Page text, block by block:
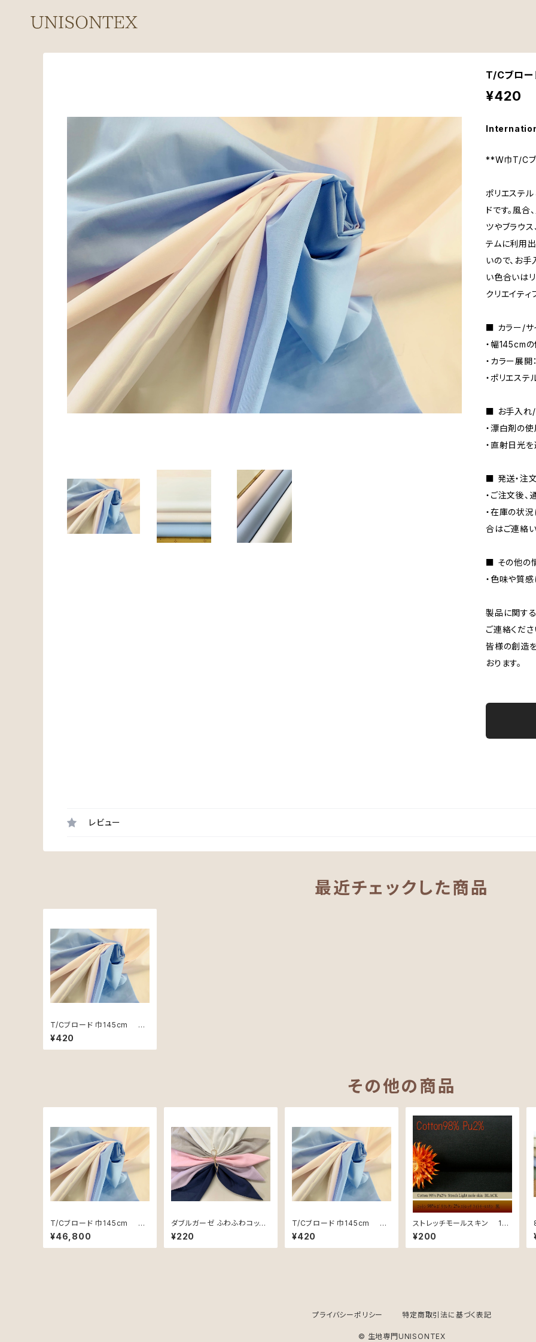
T/Cブロ
¥420
**W巾T/C
ポリエステ
ドです。風
ツやブラウス
テムに利用
いので、お
い色合いは
クリエイテ
■ カラー/サ
・幅145cm
・カラー展開
・ポリエス
■ お手入れ/
・漂白剤の
・直射日光を
■ 発送・注
・ご注文後
・在庫の状
合はご連絡い
■ その他の
・色味や質
製品に関す
ご連絡くださ
皆様の創造
おります。
レビュー
最近チェックした商品
T/Cブロード 巾145cm カ
ット用 50cm単位
¥420
その他の商品
T/Cブロード 巾145cm １
反 60m単位
¥46,800
ダブルガーゼ ふわふわコット
ン108cm巾
¥220
T/Cブロード 巾145cm カ
ット用 50cm単位
¥420
ストレッチモールスキン 120
cm巾 カット用
¥200
プライバシーポリシー 特定商取引法に基づく表記
© 生地専門UNISONTEX